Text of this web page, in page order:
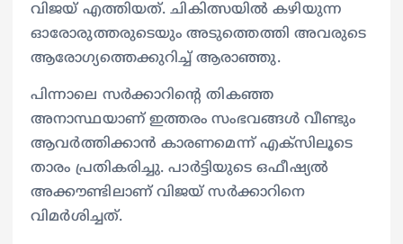
വിജയ് എത്തിയത്. ചികിത്സയിൽ കഴിയുന്ന
ഓരോരുത്തരുടെയും അടുത്തെത്തി അവരുടെ
ആരോഗ്യത്തെക്കുറിച്ച് ആരാഞ്ഞു.
പിന്നാലെ സർക്കാറിന്റെ തികഞ്ഞ
അനാസ്ഥയാണ് ഇത്തരം സംഭവങ്ങൾ വീണ്ടും
ആവർത്തിക്കാൻ കാരണമെന്ന് എക്സിലൂടെ
താരം പ്രതികരിച്ചു. പാർട്ടിയുടെ ഒഫീഷ്യൽ
അക്കൗണ്ടിലാണ് വിജയ് സർക്കാറിനെ
വിമർശിച്ചത്.